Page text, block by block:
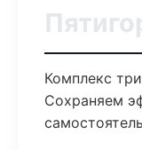
Комплекс
Сохраняем